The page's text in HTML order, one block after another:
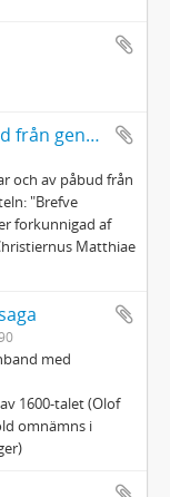
Kungliga förordningar samt påbud från generalguvernören Rutger von Ascheberg : i avskrifter
och av påbud från
"Brefve
forkunnigad af
Matthiae
med
1600-talet (Olof
omnämns i